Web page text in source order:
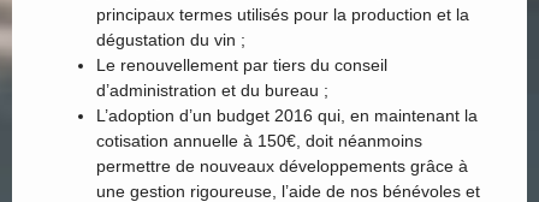
principaux termes utilisés pour la production et la
dégustation du vin ;
Le renouvellement par tiers du conseil
d’administration et du bureau ;
L’adoption d’un budget 2016 qui, en maintenant la
cotisation annuelle à 150€, doit néanmoins
permettre de nouveaux développements grâce à
une gestion rigoureuse, l’aide de nos bénévoles et